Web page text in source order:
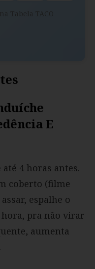
E
4 horas antes.
coberto (filme
espalhe o
pra não virar
aumenta